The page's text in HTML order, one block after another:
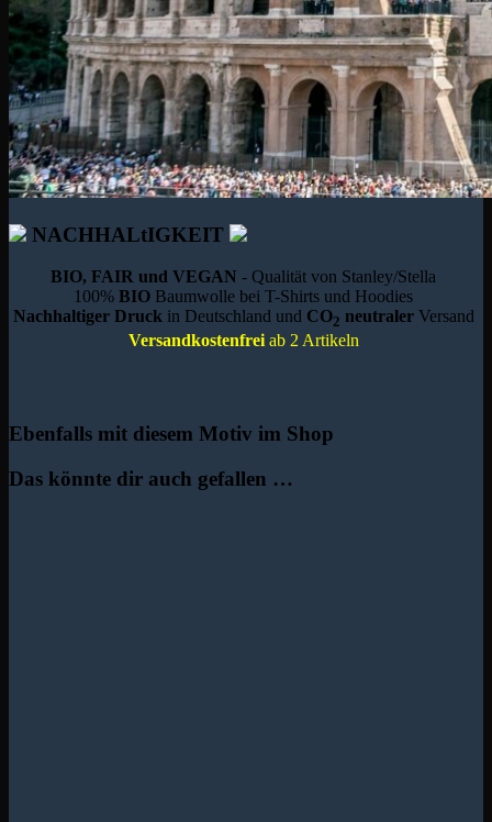
NACHHALtIGKEIT
BIO, FAIR und VEGAN - Qualität von Stanley/Stella
100%BIO Baumwolle bei T-Shirts und Hoodies
Nachhaltiger Druck in Deutschland und CO2 neutraler Versand
Versandkostenfreiab 2 Artikeln
Ebenfalls mit diesem Motiv im Shop
Das könnte dir auch gefallen …